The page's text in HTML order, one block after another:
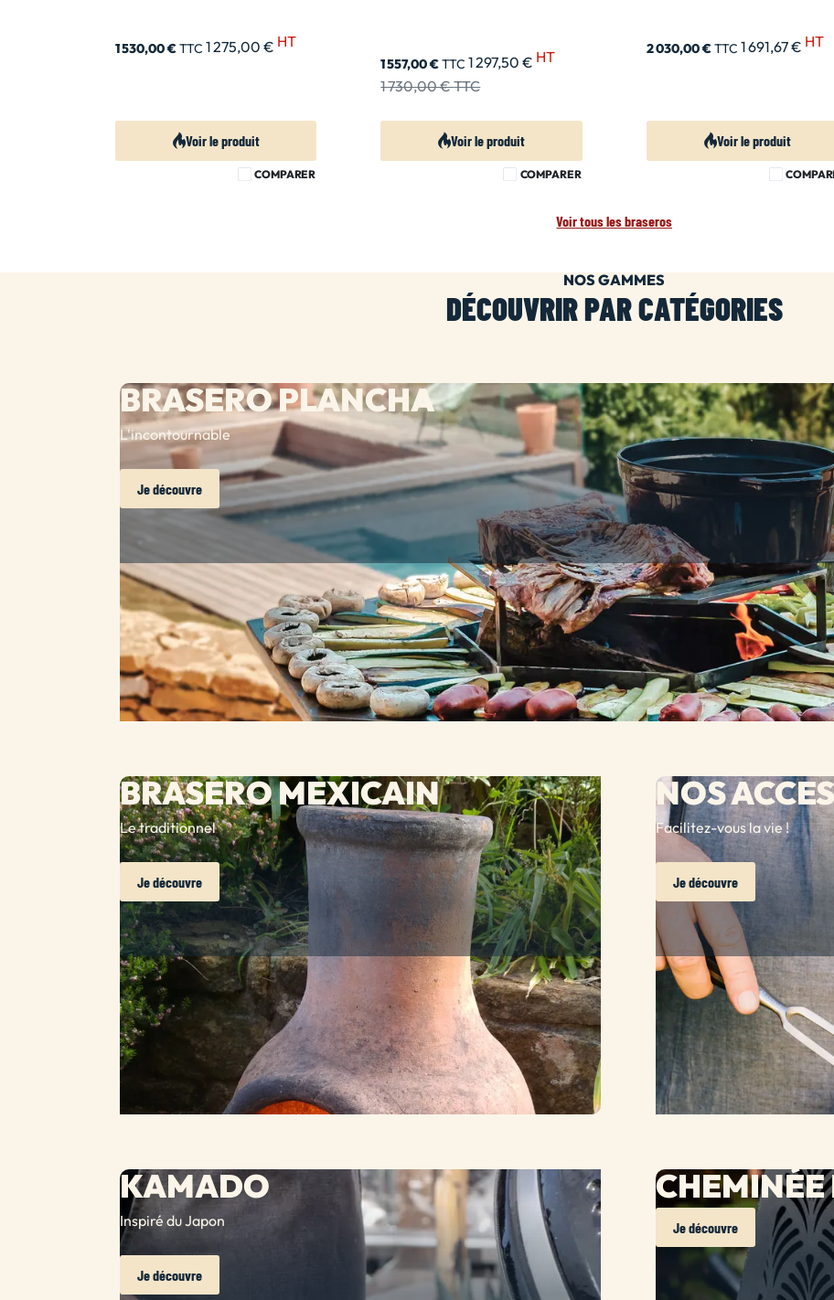
1 530,00 €TTC 1 275,00 € HT
Voir le produit
COMPARER
1 557,00 €TTC 1 297,50 € HT
1 730,00 €TTC
Voir le produit
COMPARER
2 030,00 €TTC 1 691,67 € HT
Voir le produit
Voir tous les braseros
NOS GAMMES
DÉCOUVRIR PAR CATÉGORIES
BRASERO PLANCHA
L'incontournable
Je découvre
BRASERO MEXICAIN
Le traditionnel
Je découvre
NOS
Facilitez-vous la vie !
Je découvre
KAMADO
Inspiré du Japon
Je découvre
Je découvre